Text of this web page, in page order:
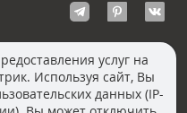
услуг на
Используя сайт, Вы
данных (IP-